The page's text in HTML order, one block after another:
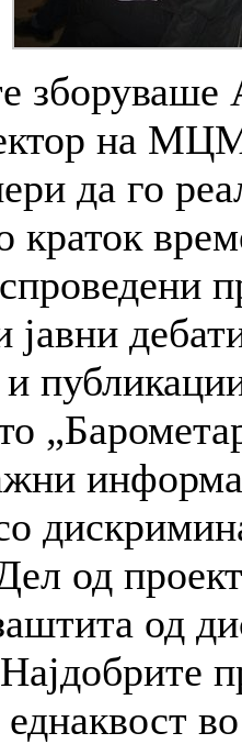
на
да го
краток
јавни
од
од